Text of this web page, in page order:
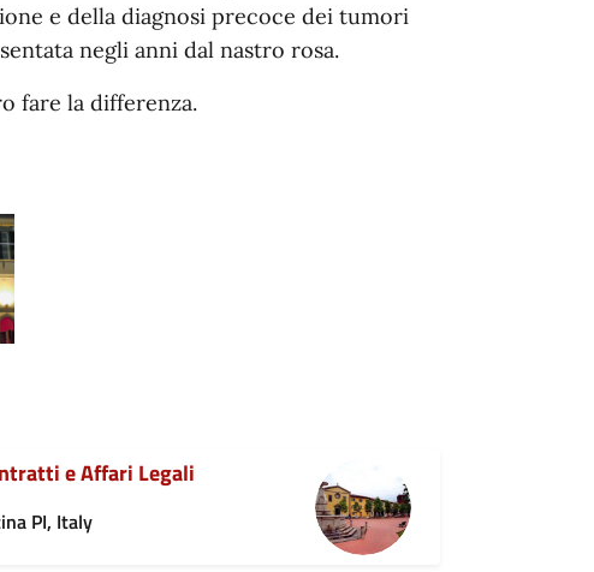
e della diagnosi precoce dei tumori
negli anni dal nastro rosa.
fare la differenza.
e Affari Legali
PI, Italy